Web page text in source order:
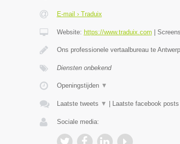
E-mail › Traduix
Website: https://www.traduix.com
Ons professionele vertaalbureau te
Diensten onbekend
Openingstijden ▼
Laatste tweets ▼ Laatste facebook posts
Sociale media: